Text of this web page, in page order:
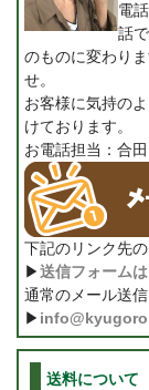
電
話
のものに変わり
せ。
お客様に気持の
けております。
お電話担当：合
下記のリンク先
▶送信フォーム
通常のメール送
▶
送料について